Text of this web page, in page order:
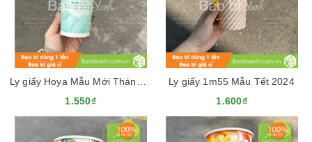
1.550₫
Ly giấy 1m55 Mẫu Tết 2024
1.600₫